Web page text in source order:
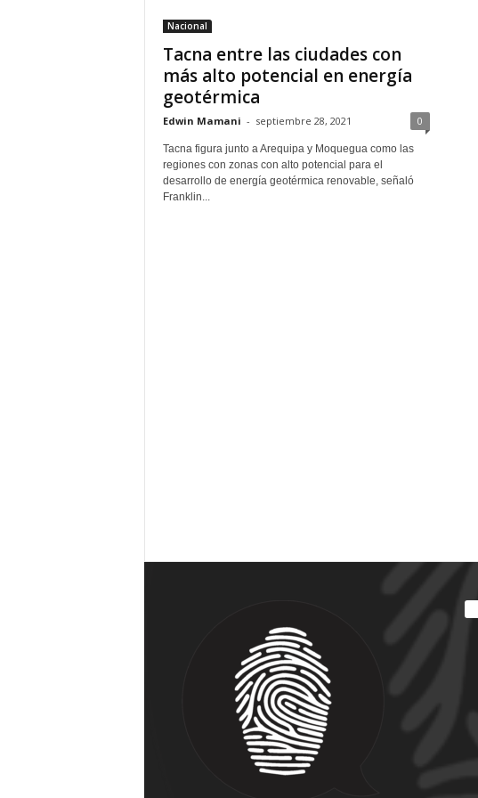
Nacional
Tacna entre las ciudades con
más alto potencial en energía
geotérmica
Edwin Mamani - septiembre 28, 2021 0
Tacna figura junto a Arequipa y Moquegua como las
regiones con zonas con alto potencial para el
desarrollo de energía geotérmica renovable, señaló
Franklin...